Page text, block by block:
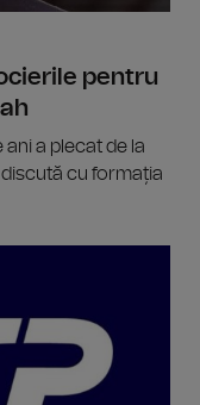
pentru
a plecat de la
cu formația